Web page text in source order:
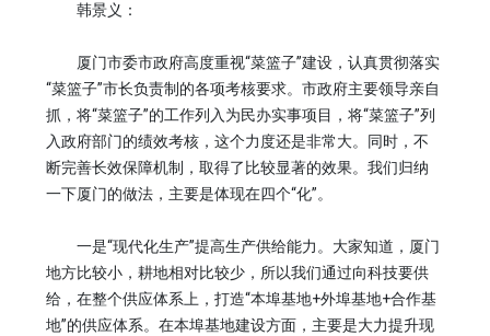
韩景义：
厦门市委市政府高度重视“菜篮子”建设，认真贯彻落实
“菜篮子”市长负责制的各项考核要求。市政府主要领导亲自
抓，将“菜篮子”的工作列入为民办实事项目，将“菜篮子”列
入政府部门的绩效考核，这个力度还是非常大。同时，不
断完善长效保障机制，取得了比较显著的效果。我们归纳
一下厦门的做法，主要是体现在四个“化”。
一是“现代化生产”提高生产供给能力。大家知道，厦门
地方比较小，耕地相对比较少，所以我们通过向科技要供
给，在整个供应体系上，打造“本埠基地+外埠基地+合作基
地”的供应体系。在本埠基地建设方面，主要是大力提升现